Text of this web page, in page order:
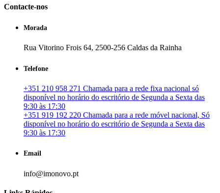
Contacte-nos
Morada
Rua Vitorino Frois 64, 2500-256 Caldas da Rainha
Telefone
+351 210 958 271 Chamada para a rede fixa nacional só
disponível no horário do escritório de Segunda a Sexta das
9:30 às 17:30
+351 919 192 220 Chamada para a rede móvel nacional, Só
disponível no horário do escritório de Segunda a Sexta das
9:30 às 17:30
Email
info@imonovo.pt